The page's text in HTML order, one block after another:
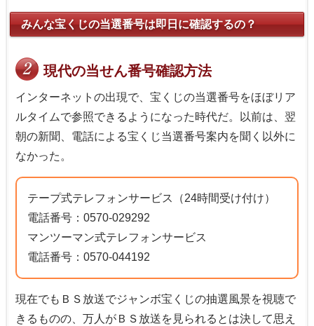
みんな宝くじの当選番号は即日に確認するの？
現代の当せん番号確認方法
インターネットの出現で、宝くじの当選番号をほぼリア
ルタイムで参照できるようになった時代だ。以前は、翌
朝の新聞、電話による宝くじ当選番号案内を聞く以外に
なかった。
テープ式テレフォンサービス（24時間受け付け）
電話番号：0570-029292
マンツーマン式テレフォンサービス
電話番号：0570-044192
現在でもＢＳ放送でジャンボ宝くじの抽選風景を視聴で
きるものの、万人がＢＳ放送を見られるとは決して思え